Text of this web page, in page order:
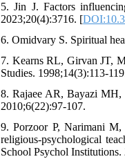
5. Jin J. Factors
2023;20(4):3716. [
6. Omidvary S. Spiritual
7. Kearns RL, Girvan JT,
Studies. 1998;14(3):113-
8. Rajaee AR, Bayazi MH,
2010;6(22):97-107.
9. Porzoor P, Narimani M,
religious-psychological
School Psychol